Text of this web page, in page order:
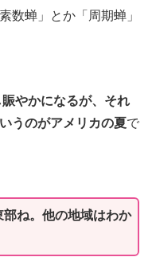
数蝉」とか「周期蝉」
やかになるが、それ
うのがアメリカの夏で
ね。他の地域はわか